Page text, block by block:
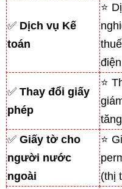
✅ Dịch vụ Kế
toán
⭐
✅ Thay đổi giấy
phép
⭐
✅ Giấy tờ cho
người nước
ngoài
⭐
(thị